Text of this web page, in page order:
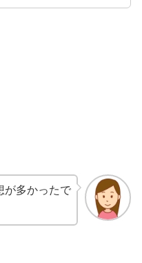
が多かったで